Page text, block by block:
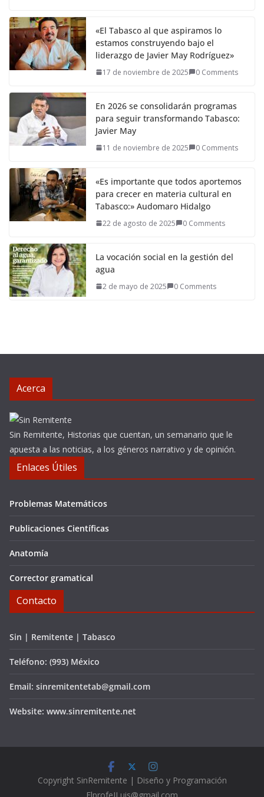
«El Tabasco al que aspiramos lo
estamos construyendo bajo el
liderazgo de Javier May Rodríguez»
17 de noviembre de 2025 0 Comments
En 2026 se consolidarán programas
para seguir transformando Tabasco:
Javier May
11 de noviembre de 2025 0 Comments
«Es importante que todos aportemos
para crecer en materia cultural en
Tabasco:» Audomaro Hidalgo
22 de agosto de 2025 0 Comments
La vocación social en la gestión del
agua
2 de mayo de 2025 0 Comments
Acerca
Sin Remitente, Historias que cuentan, un semanario que le
apuesta a las noticias, a los géneros narrativo y de opinión.
Enlaces Útiles
Problemas Matemáticos
Publicaciones Científicas
Anatomía
Corrector gramatical
Contacto
Sin | Remitente | Tabasco
Teléfono: (993) México
Email: sinremitentetab@gmail.com
Website: www.sinremitente.net
Copyright SinRemitente | Diseño y Programación